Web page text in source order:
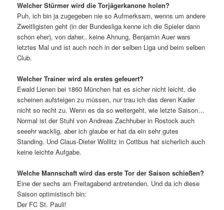
Welcher Stürmer wird die Torjägerkanone holen?
Puh, ich bin ja zugegeben nie so Aufmerksam, wenns um andere
Zweitligisten geht (in der Bundesliga kenne ich die Spieler dann
schon eher), von daher.. keine Ahnung, Benjamin Auer wars
letztes Mal und ist auch noch in der selben Liga und beim selben
Club.
Welcher Trainer wird als erstes gefeuert?
Ewald Lienen bei 1860 München hat es sicher nicht leicht, die
scheinen aufsteigen zu müssen, nur trau ich das deren Kader
nicht so recht zu. Wenn es da so weitergeht, wie letzte Saison…
Normal ist der Stuhl von Andreas Zachhuber in Rostock auch
seeehr wacklig, aber ich glaube er hat da ein sehr gutes
Standing. Und Claus-Dieter Wollitz in Cottbus hat sicherlich auch
keine leichte Aufgabe.
Welche Mannschaft wird das erste Tor der Saison schießen?
Eine der sechs am Freitagabend antretenden. Und da ich diese
Saison optimistisch bin:
Der FC St. Pauli!